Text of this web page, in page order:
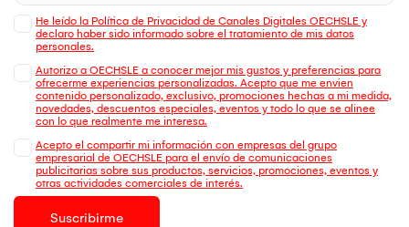
He leído la Política de Privacidad de Canales Digitales OECHSLE y
declaro haber sido informado sobre el tratamiento de mis datos
personales.
Autorizo a OECHSLE a conocer mejor mis gustos y preferencias para
ofrecerme experiencias personalizadas. Acepto que me envien
contenido personalizado, exclusivo, promociones hechas a mi medida,
novedades, descuentos especiales, eventos y todo lo que se alinee
con lo que realmente me interesa.
Acepto el compartir mi información con empresas del grupo
empresarial de OECHSLE para el envío de comunicaciones
publicitarias sobre sus productos, servicios, promociones, eventos y
otras actividades comerciales de interés.
Suscribirme